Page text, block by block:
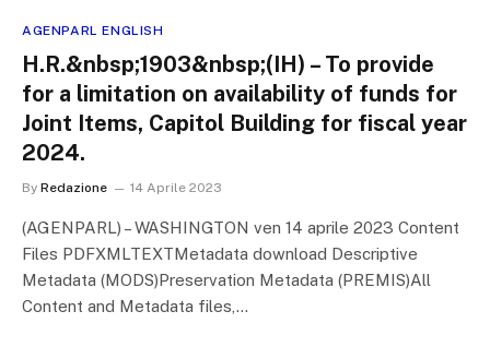
AGENPARL ENGLISH
H.R.&nbsp;1903&nbsp;(IH) – To provide
for a limitation on availability of funds for
Joint Items, Capitol Building for fiscal year
2024.
By Redazione 14 Aprile 2023
(AGENPARL) – WASHINGTON ven 14 aprile 2023 Content
Files PDFXMLTEXTMetadata download Descriptive
Metadata (MODS)Preservation Metadata (PREMIS)All
Content and Metadata files,…